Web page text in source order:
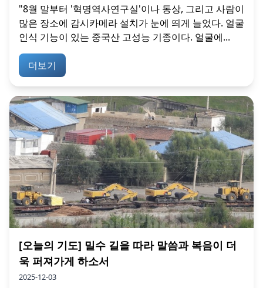
"8월 말부터 '혁명역사연구실'이나 동상, 그리고 사람이
많은 장소에 감시카메라 설치가 눈에 띄게 늘었다. 얼굴
인식 기능이 있는 중국산 고성능 기종이다. 얼굴에...
더보기
[오늘의 기도] 밀수 길을 따라 말씀과 복음이 더
욱 퍼져가게 하소서
2025-12-03